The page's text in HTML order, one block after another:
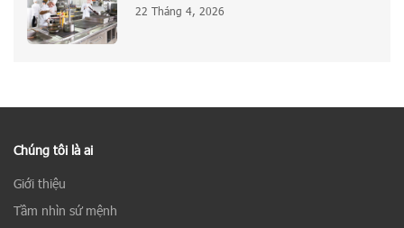
22 Tháng 4, 2026
Chúng tôi là ai
Giới thiệu
Tầm nhìn sứ mệnh